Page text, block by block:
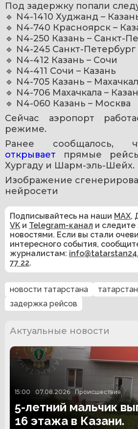
Под задержку попали
🔹 N4-1410 Худжанд –
🔹 N4-740 Красноярск –
🔹 N4-250 Казань – Санкт-
🔹 N4-245 Санкт-Петербург
🔹 N4-412 Казань – Сочи
🔹 N4-411 Сочи – Казань
🔹 N4-705 Казань –
🔹 N4-706 Махачкала –
🔹 N4-060 Казань – Москва
Сейчас аэропорт
режиме.
открывает прямые
Хургаду и Шарм-эль-Шейх.
Изображение
нейросети
Подписывайтесь на наши MAX,
VK и Telegram-канал и следите
новостями. Если вы стали
интересного события,
журналистам:
77 22.
новости татарстана
задержка рейсов
Актуальные новости
15:00 07.08.2026 Происшествия
5-летний мальчик
16 этажа в Казани.